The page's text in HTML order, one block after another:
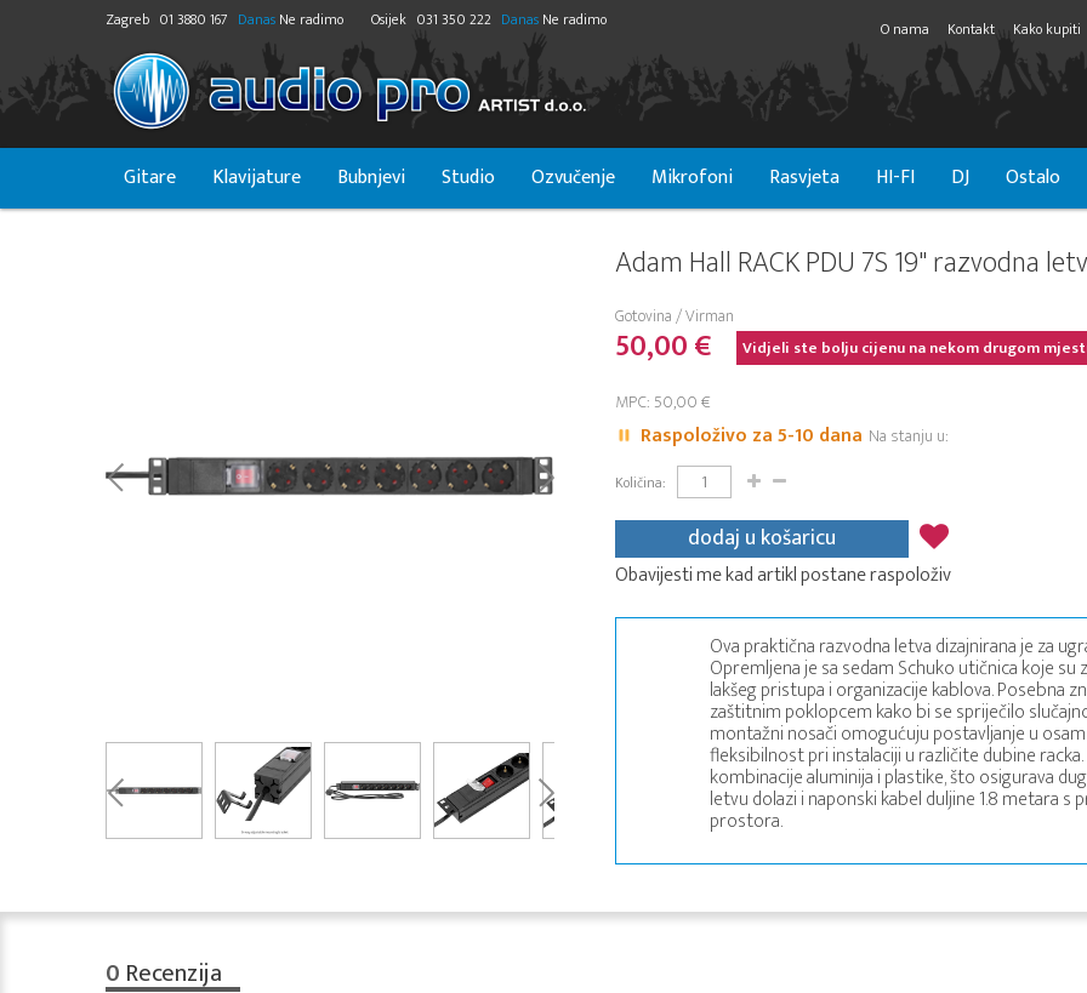
Zagreb 01 3880 167 Danas Ne radimo Osijek 031 350 222 Danas Ne radimo O nama Kontakt Kako kupiti
Gitare Klavijature Bubnjevi Studio Ozvučenje Mikrofoni Rasvjeta HI-FI DJ Ostalo
Adam Hall RACK PDU 7S 19" razvodna
Gotovina / Virman
50,00 € Vidjeli ste bolju cijenu na nekom drugom
MPC: 50,00 €
Raspoloživo za 5-10 dana Na stanju u:
Količina:
dodaj u košaricu
Obavijesti me kad artikl postane raspoloživ
Ova praktična razvodna letva dizajnirana je za
Opremljena je sa sedam Schuko utičnica koje
lakšeg pristupa i organizacije kablova. Posebna
zaštitnim poklopcem kako bi se spriječilo
montažni nosači omogućuju postavljanje u
fleksibilnost pri instalaciji u različite dubine
kombinacije aluminija i plastike, što osigurava
letvu dolazi i naponski kabel duljine 1.8 metara
prostora.
0 Recenzija